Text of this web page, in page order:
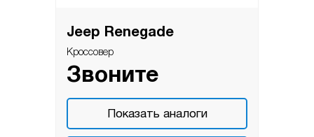
Jeep Renegade
Кроссовер
Звоните
Показать аналоги